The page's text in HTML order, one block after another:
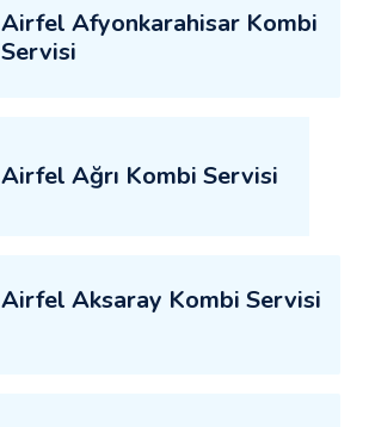
Airfel Afyonkarahisar Kombi
Servisi
Airfel Ağrı Kombi Servisi
Airfel Aksaray Kombi Servisi